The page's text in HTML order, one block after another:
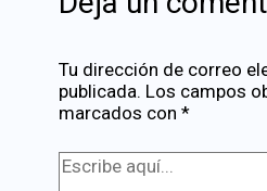
Tu dirección de correo
publicada. Los campos
marcados con *
Escribe